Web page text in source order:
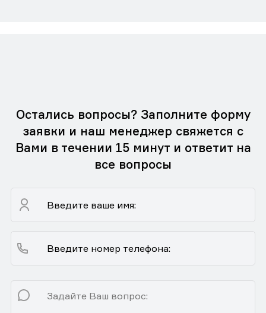
Остались вопросы? Заполните форму
заявки и наш менеджер свяжется с
Вами в течении 15 минут и ответит на
все вопросы